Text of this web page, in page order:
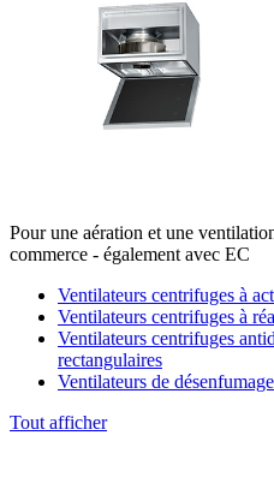
Pour une aération et une
commerce - également avec EC
Ventilateurs centrifuges à
Ventilateurs centrifuges à
Ventilateurs centrifuges
rectangulaires
Ventilateurs de
Tout afficher